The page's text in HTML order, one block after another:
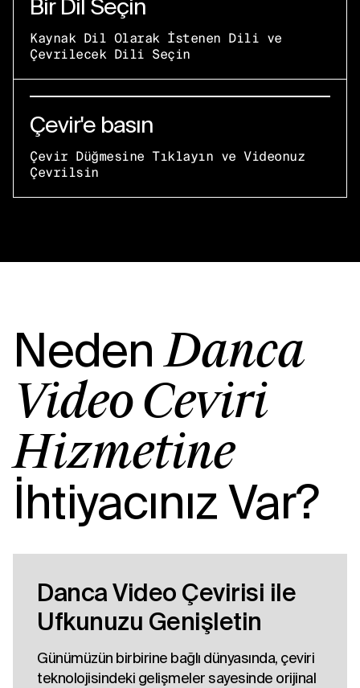
Bir Dil Seçin
Kaynak Dil Olarak İstenen Dili ve
Çevrilecek Dili Seçin
Çevir'e basın
Çevir Düğmesine Tıklayın ve Videonuz
Çevrilsin
Neden Danca
Video Çeviri
Hizmetine
İhtiyacınız Var?
Danca Video Çevirisi ile
Ufkunuzu Genişletin
Günümüzün birbirine bağlı dünyasında, çeviri
teknolojisindeki gelişmeler sayesinde orijinal